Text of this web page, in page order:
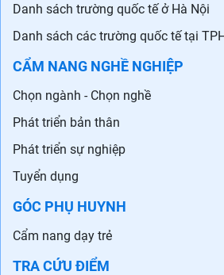
Danh sách trường quốc tế ở Hà Nội
Danh sách các trường quốc tế tại
CẨM NANG NGHỀ NGHIỆP
Chọn ngành - Chọn nghề
Phát triển bản thân
Phát triển sự nghiệp
Tuyển dụng
GÓC PHỤ HUYNH
Cẩm nang dạy trẻ
TRA CỨU ĐIỂM